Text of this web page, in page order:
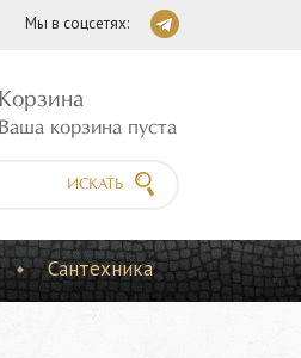
Мы в соцсетях:
Корзина
Ваша корзина пуста
ИСКАТЬ
Сантехника